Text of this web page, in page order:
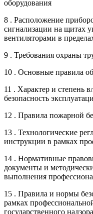
оборудования
8 . Расположение
сигнализации на щитах
вентиляторами в
9 . Требования охраны
10 . Основные правила
11 . Характер и степень
безопасность
12 . Правила пожарной
13 . Технологические
инструкции в рамках
14 . Нормативные
документы и
выполнения
15 . Правила и нормы
рамках
государственного